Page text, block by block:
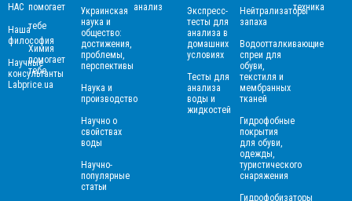
НАС
Наша
философия
Научные
консультанты
Labprice.ua
помогает
тебе
Химия
помогает
тебе
Украинская
наука и
общество:
достижения,
проблемы,
перспективы
Наука и
производство
Научно о
свойствах
воды
Научно-
популярные
статьи
анализ
Экспресс-
тесты для
анализа в
домашних
условиях
Тесты для
анализа
воды и
жидкостей
Нейтрализаторы
запаха
Водоотталкивающие
спреи для
обуви,
текстиля и
мембранных
тканей
Гидрофобные
покрытия
для обуви,
одежды,
туристического
снаряжения
Гидрофобизаторы
техника